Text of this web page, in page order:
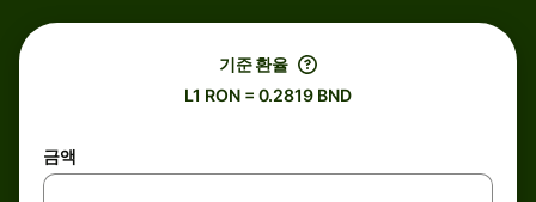
기준 환율
L1 RON = 0.2819 BND
금액